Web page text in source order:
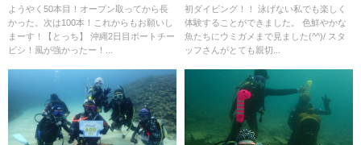
ようやく50本目！オープン取ってから長
かった。次は100本！これからもお願いし
まーす！【とっち】 沖縄2日目ボートチー
ビシ！風が強かったー！...
初ダイビング！！ 泳げない私でも楽しく
体験することができました。 色鮮やかな
魚たちにウミガメまで見ました(^^)/ スタ
ッフさんがとても親切...